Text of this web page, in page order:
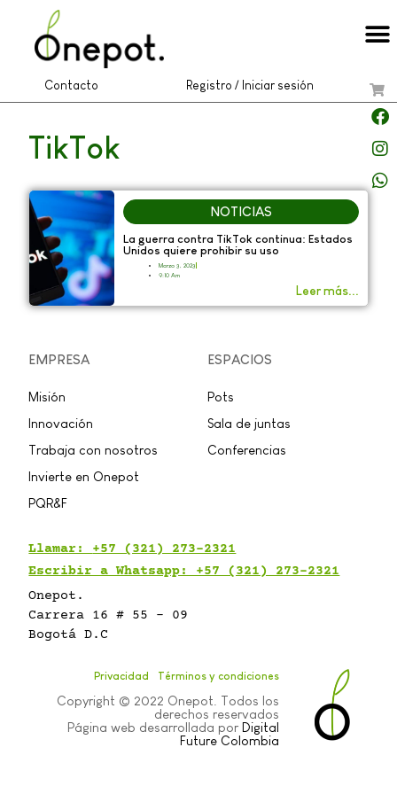
Contacto Registro / Iniciar sesión
TikTok
NOTICIAS
La guerra contra TikTok continua: Estados
Unidos quiere prohibir su uso
Marzo 3, 2023
9:10 Am
Leer más...
EMPRESA
Misión
Innovación
Trabaja con nosotros
Invierte en Onepot
PQR&F
ESPACIOS
Pots
Sala de juntas
Conferencias
Llamar: +57 (321) 273-2321
Escribir a Whatsapp: +57 (321) 273-2321
Onepot.
Carrera 16 # 55 - 09
Bogotá D.C
Privacidad Términos y condiciones
Copyright © 2022 Onepot. Todos los
derechos reservados
Página web desarrollada por Digital
Future Colombia